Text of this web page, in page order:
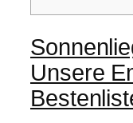
Unsere